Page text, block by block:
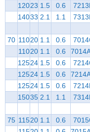
12023 1.5 0.6
14033 2.1 1.1
70 11020 1.1 0.6
11020 1.1 0.6
12524 1.5 0.6
12524 1.5 0.6
12524 1.5 0.6
15035 2.1 1.1
75 11520 1.1 0.6